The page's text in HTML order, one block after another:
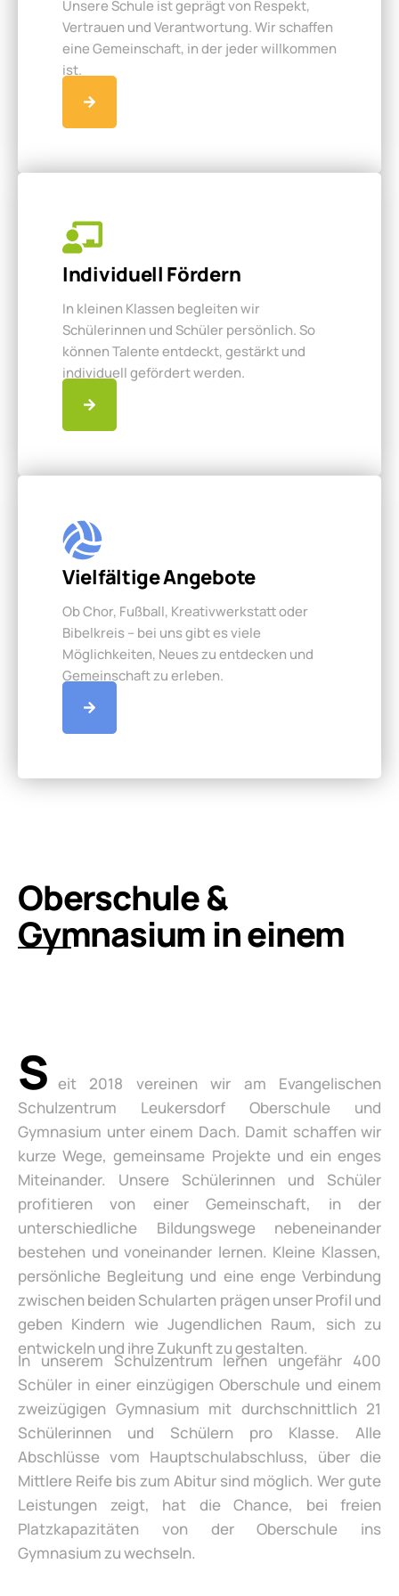
Unsere Schule ist geprägt von Respekt,
Vertrauen und Verantwortung. Wir schaffen
eine Gemeinschaft, in der jeder willkommen
ist.
Individuell Fördern
In kleinen Klassen begleiten wir
Schülerinnen und Schüler persönlich. So
können Talente entdeckt, gestärkt und
individuell gefördert werden.
Vielfältige Angebote
Ob Chor, Fußball, Kreativwerkstatt oder
Bibelkreis – bei uns gibt es viele
Möglichkeiten, Neues zu entdecken und
Gemeinschaft zu erleben.
Oberschule &
Gymnasium in einem
S eit 2018 vereinen wir am Evangelischen
Schulzentrum Leukersdorf Oberschule und
Gymnasium unter einem Dach. Damit schaffen wir
kurze Wege, gemeinsame Projekte und ein enges
Miteinander. Unsere Schülerinnen und Schüler
profitieren von einer Gemeinschaft, in der
unterschiedliche Bildungswege nebeneinander
bestehen und voneinander lernen. Kleine Klassen,
persönliche Begleitung und eine enge Verbindung
zwischen beiden Schularten prägen unser Profil und
geben Kindern wie Jugendlichen Raum, sich zu
entwickeln und ihre Zukunft zu gestalten.
In unserem Schulzentrum lernen ungefähr 400
Schüler in einer einzügigen Oberschule und einem
zweizügigen Gymnasium mit durchschnittlich 21
Schülerinnen und Schülern pro Klasse. Alle
Abschlüsse vom Hauptschulabschluss, über die
Mittlere Reife bis zum Abitur sind möglich. Wer gute
Leistungen zeigt, hat die Chance, bei freien
Platzkapazitäten von der Oberschule ins
Gymnasium zu wechseln.